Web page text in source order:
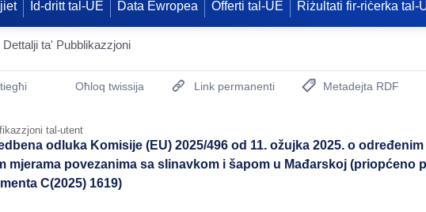
Id-dritt tal-UE Data Ewropea Offerti tal-UE Riżultati fir-riċerka tal-
Dettalji ta' Pubblikazzjoni
Portlet
Oħloq twissija Link permanenti
Metadejta RDF
tal-utent
odluka Komisije (EU) 2025/496 оd 11. ožujka 2025. o
mjerama povezanima sa slinavkom i šapom u Mađarskoj (priopćeno
C(2025) 1619)